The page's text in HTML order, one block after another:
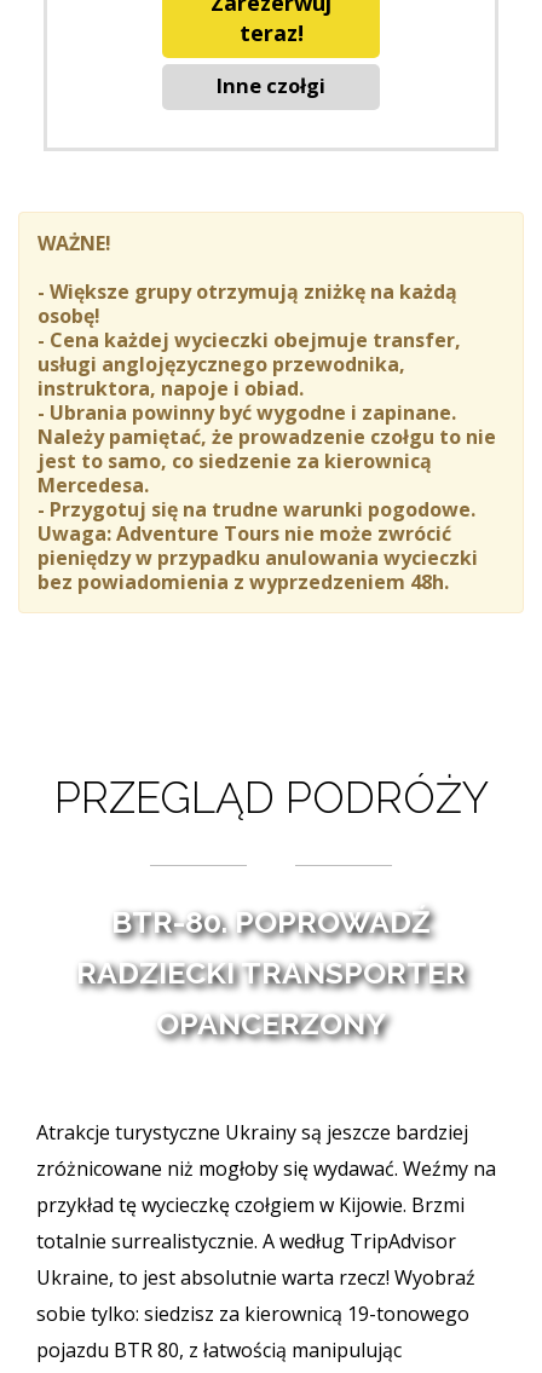
teraz!
Inne czołgi
WAŻNE!
- Większe grupy otrzymują zniżkę na każdą
osobę!
- Cena każdej wycieczki obejmuje transfer,
usługi anglojęzycznego przewodnika,
instruktora, napoje i obiad.
- Ubrania powinny być wygodne i zapinane.
Należy pamiętać, że prowadzenie czołgu to nie
jest to samo, co siedzenie za kierownicą
Mercedesa.
- Przygotuj się na trudne warunki pogodowe.
Uwaga: Adventure Tours nie może zwrócić
pieniędzy w przypadku anulowania wycieczki
bez powiadomienia z wyprzedzeniem 48h.
PRZEGLĄD PODRÓŻY
BTR-80. POPROWADŹ
RADZIECKI TRANSPORTER
OPANCERZONY
Atrakcje turystyczne Ukrainy są jeszcze bardziej
zróżnicowane niż mogłoby się wydawać. Weźmy na
przykład tę wycieczkę czołgiem w Kijowie. Brzmi
totalnie surrealistycznie. A według TripAdvisor
Ukraine, to jest absolutnie warta rzecz! Wyobraź
sobie tylko: siedzisz za kierownicą 19-tonowego
pojazdu BTR 80, z łatwością manipulując